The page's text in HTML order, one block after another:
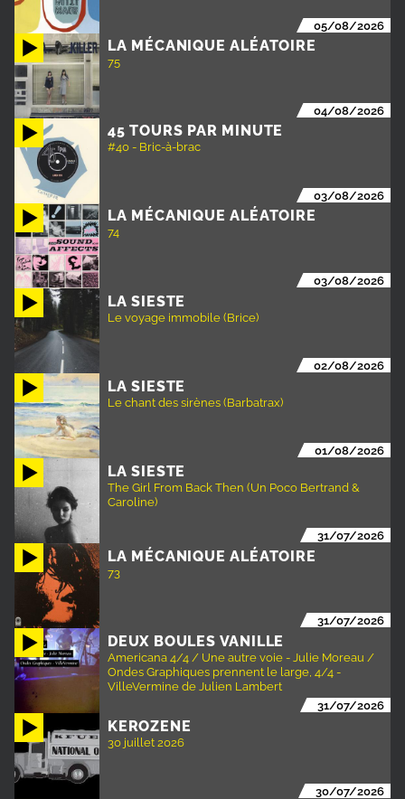
05/08/2026
LA MÉCANIQUE ALÉATOIRE
75
04/08/2026
45 TOURS PAR MINUTE
#40 - Bric-à-brac
03/08/2026
LA MÉCANIQUE ALÉATOIRE
74
03/08/2026
LA SIESTE
Le voyage immobile (Brice)
02/08/2026
LA SIESTE
Le chant des sirènes (Barbatrax)
01/08/2026
LA SIESTE
The Girl From Back Then (Un Poco Bertrand &
Caroline)
31/07/2026
LA MÉCANIQUE ALÉATOIRE
73
31/07/2026
DEUX BOULES VANILLE
Americana 4/4 / Une autre voie - Julie Moreau /
Ondes Graphiques prennent le large, 4/4 -
VilleVermine de Julien Lambert
31/07/2026
KEROZENE
30 juillet 2026
30/07/2026